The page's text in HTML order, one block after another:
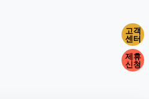
고객
센터
제휴
신청